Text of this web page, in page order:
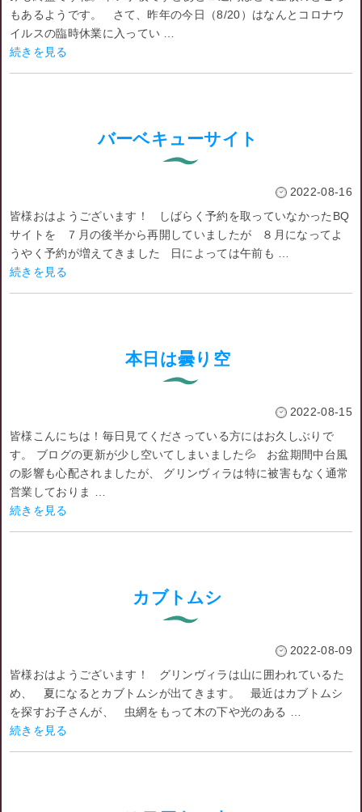
もあるようです。 さて、昨年の今日（8/20）はなんとコロナウ
イルスの臨時休業に入ってい …
続きを見る
バーベキューサイト
2022-08-16
皆様おはようございます！ しばらく予約を取っていなかったBQ
サイトを ７月の後半から再開していましたが ８月になってよ
うやく予約が増えてきました 日によっては午前も …
続きを見る
本日は曇り空
2022-08-15
皆様こんにちは！毎日見てくださっている方にはお久しぶりで
す。 ブログの更新が少し空いてしまいました💦 お盆期間中台風
の影響も心配されましたが、 グリンヴィラは特に被害もなく通常
営業しておりま …
続きを見る
カブトムシ
2022-08-09
皆様おはようございます！ グリンヴィラは山に囲われているた
め、 夏になるとカブトムシが出てきます。 最近はカブトムシ
を探すお子さんが、 虫網をもって木の下や光のある …
続きを見る